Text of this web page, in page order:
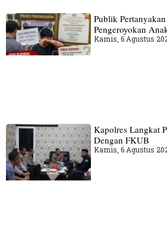
Publik
Pengeroyokan
Kamis, 6 Agustus
Kapolres Langkat
Dengan FKUB
Kamis, 6 Agustus